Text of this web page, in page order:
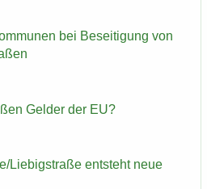
bei Be­sei­ti­gung von
Gel­der der EU?
Lie­big­stra­ße ent­steht neue